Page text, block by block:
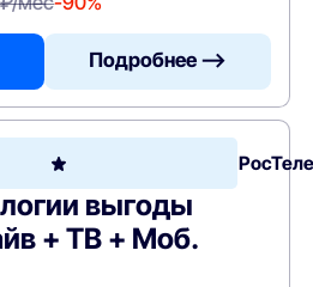
Подробнее —>
выгоды
+ ТВ + Моб.